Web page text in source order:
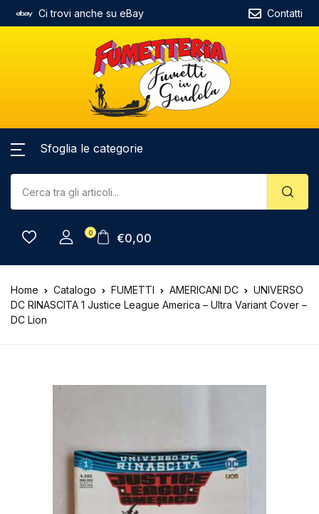
Ci trovi anche su eBay Contatti
Sfoglia le categorie
0 €0,00
Home Catalogo FUMETTI AMERICANI DC
UNIVERSO
DC RINASCITA 1 Justice League America – Ultra Variant Cover –
DC Lion